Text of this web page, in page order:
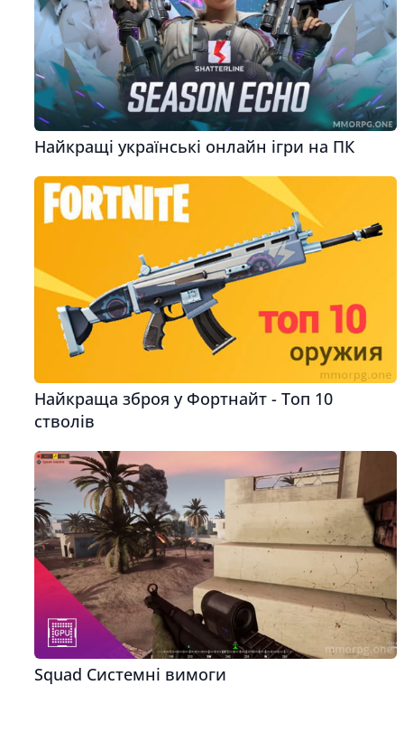
Найкращі українські онлайн ігри на ПК
Найкраща зброя у Фортнайт - Топ 10
стволів
Squad Системні вимоги